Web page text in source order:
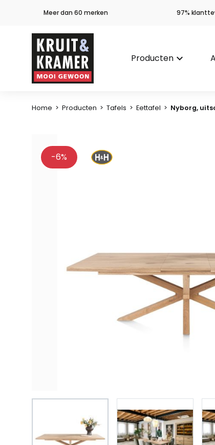
Meer dan 60 merken 97%
Producten keyboard_arrow_down
Home > Producten > Tafels > Eettafel > Nyborg,
-6%